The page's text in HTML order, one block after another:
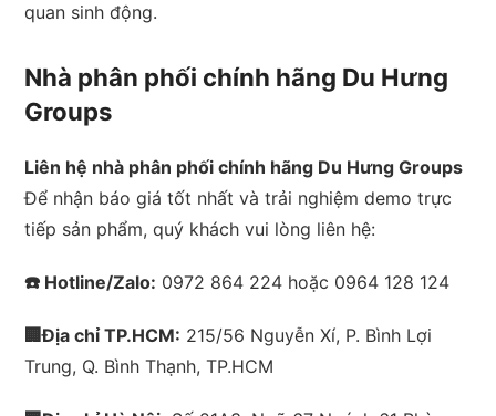
quan sinh động.
Nhà phân phối chính hãng Du Hưng
Groups
Liên hệ nhà phân phối chính hãng Du Hưng Groups
Để nhận báo giá tốt nhất và trải nghiệm demo trực
tiếp sản phẩm, quý khách vui lòng liên hệ:
☎️ Hotline/Zalo: 0972 864 224 hoặc 0964 128 124
🏢Địa chỉ TP.HCM: 215/56 Nguyễn Xí, P. Bình Lợi
Trung, Q. Bình Thạnh, TP.HCM